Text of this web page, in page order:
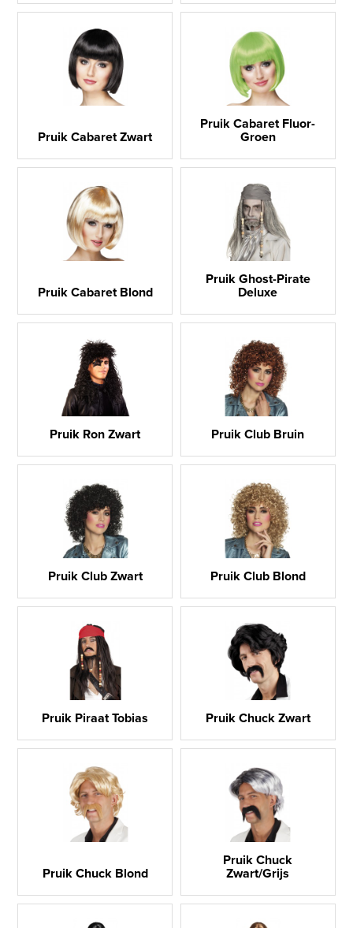
Pruik Cabaret Zwart
Pruik Cabaret Fluor-
Groen
Pruik Cabaret Blond
Pruik Ghost-Pirate
Deluxe
Pruik Ron Zwart Pruik Club Bruin
Pruik Club Zwart Pruik Club Blond
Pruik Piraat Tobias Pruik Chuck Zwart
Pruik Chuck Blond
Pruik Chuck
Zwart/Grijs